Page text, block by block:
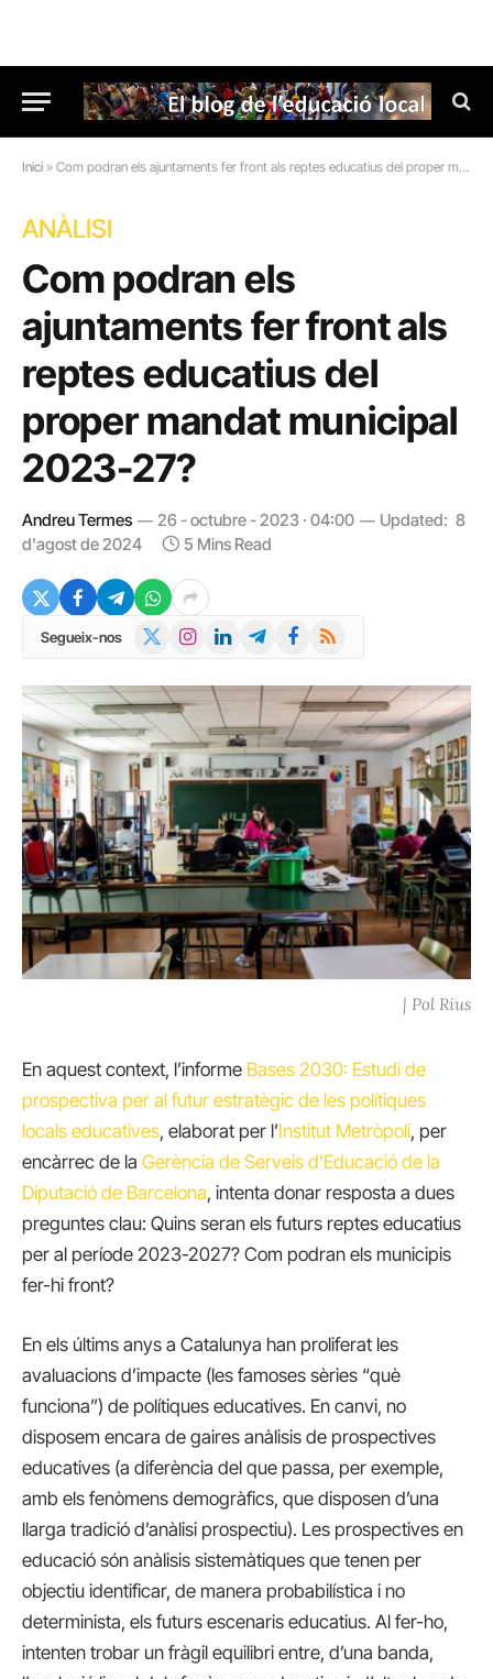
Inici » Com podran els ajuntaments fer front als reptes educatius del proper mandat municipal 2023-27?
ANÀLISI
Com podran els
ajuntaments fer front als
reptes educatius del
proper mandat municipal
2023-27?
Andreu Termes 26 - octubre - 2023 · 04:00 Updated: 8
d'agost de 2024
5 Mins Read
Segueix-nos InstagramLinkedInTelegramFacebook
RSS
| Pol Rius
En aquest context, l’informe Bases 2030: Estudi de
prospectiva per al futur estratègic de les polítiques
locals educatives, elaborat per l’Institut Metròpoli, per
encàrrec de la Gerència de Serveis d’Educació de la
Diputació de Barcelona, intenta donar resposta a dues
preguntes clau: Quins seran els futurs reptes educatius
per al període 2023-2027? Com podran els municipis
fer-hi front?
En els últims anys a Catalunya han proliferat les
avaluacions d’impacte (les famoses sèries “què
funciona”) de polítiques educatives. En canvi, no
disposem encara de gaires anàlisis de prospectives
educatives (a diferència del que passa, per exemple,
amb els fenòmens demogràfics, que disposen d’una
llarga tradició d’anàlisi prospectiu). Les prospectives en
educació són anàlisis sistemàtiques que tenen per
objectiu identificar, de manera probabilística i no
determinista, els futurs escenaris educatius. Al fer-ho,
intenten trobar un fràgil equilibri entre, d’una banda,